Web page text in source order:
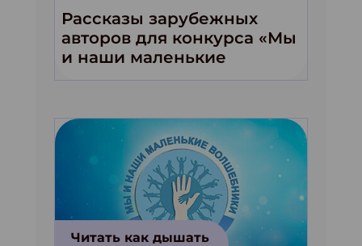
Рассказы зарубежных
авторов для конкурса «Мы
и наши маленькие
волшебники!»
Читать как дышать